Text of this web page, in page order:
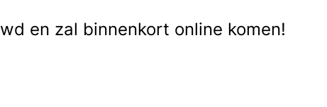
en zal binnenkort online komen!